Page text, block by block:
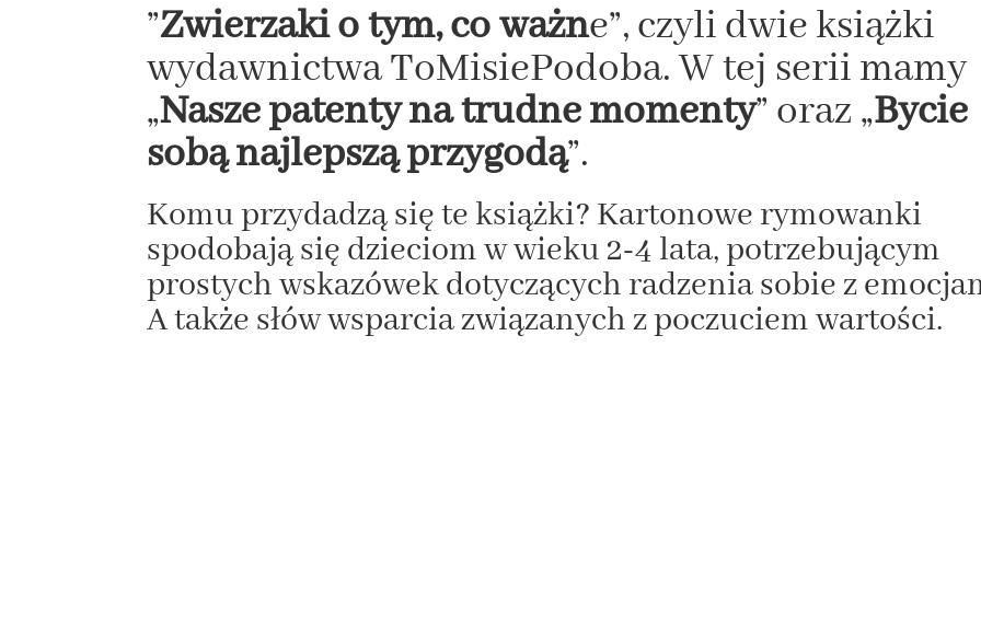
”Zwierzaki o tym, co ważne”, czyli dwie książki
wydawnictwa ToMisiePodoba. W tej serii mamy
„Nasze patenty na trudne momenty” oraz „Bycie
sobą najlepszą przygodą”.
Komu przydadzą się te książki? Kartonowe rymowanki
spodobają się dzieciom w wieku 2-4 lata, potrzebującym
prostych wskazówek dotyczących radzenia sobie z
A także słów wsparcia związanych z poczuciem wartości.